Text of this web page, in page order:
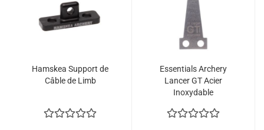
Hamskea Support de
Câble de Limb
Essentials Archery
Lancer GT Acier
Inoxydable